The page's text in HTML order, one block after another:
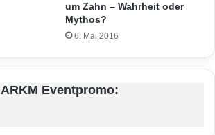
um Zahn – Wahrheit oder
Mythos?
6. Mai 2016
ARKM Eventpromo: